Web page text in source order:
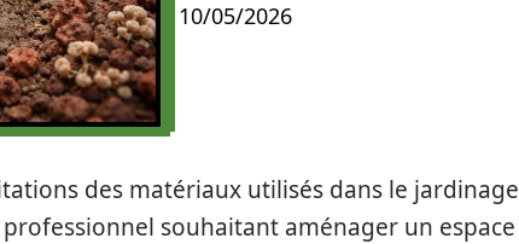
10/05/2026
des matériaux utilisés dans le jardinage
souhaitant aménager un espace